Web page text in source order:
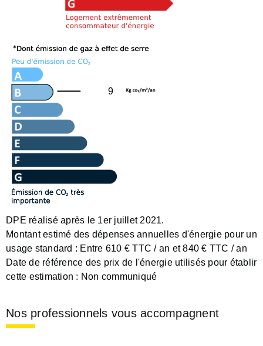
9
DPE réalisé après le 1er juillet 2021.
Montant estimé des dépenses annuelles d'énergie pour un
usage standard : Entre 610 € TTC / an et 840 € TTC / an
Date de référence des prix de l'énergie utilisés pour établir
cette estimation : Non communiqué
Nos professionnels vous accompagnent